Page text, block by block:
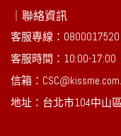
｜聯絡資訊
客服專線：0800017520
客服時間：10:00-17:00
信箱：
地址：台北市104中山